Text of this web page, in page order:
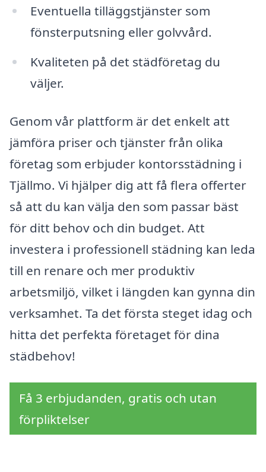
Eventuella tilläggstjänster som
fönsterputsning eller golvvård.
Kvaliteten på det städföretag du
väljer.
Genom vår plattform är det enkelt att
jämföra priser och tjänster från olika
företag som erbjuder kontorsstädning i
Tjällmo. Vi hjälper dig att få flera offerter
så att du kan välja den som passar bäst
för ditt behov och din budget. Att
investera i professionell städning kan leda
till en renare och mer produktiv
arbetsmiljö, vilket i längden kan gynna din
verksamhet. Ta det första steget idag och
hitta det perfekta företaget för dina
städbehov!
Få 3 erbjudanden, gratis och utan
förpliktelser